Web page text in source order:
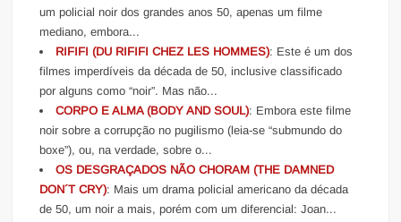
um policial noir dos grandes anos 50, apenas um filme
mediano, embora...
RIFIFI (DU RIFIFI CHEZ LES HOMMES): Este é um dos
filmes imperdíveis da década de 50, inclusive classificado
por alguns como “noir”. Mas não...
CORPO E ALMA (BODY AND SOUL): Embora este filme
noir sobre a corrupção no pugilismo (leia-se “submundo do
boxe”), ou, na verdade, sobre o...
OS DESGRAÇADOS NÃO CHORAM (THE DAMNED
DON´T CRY): Mais um drama policial americano da década
de 50, um noir a mais, porém com um diferencial: Joan...